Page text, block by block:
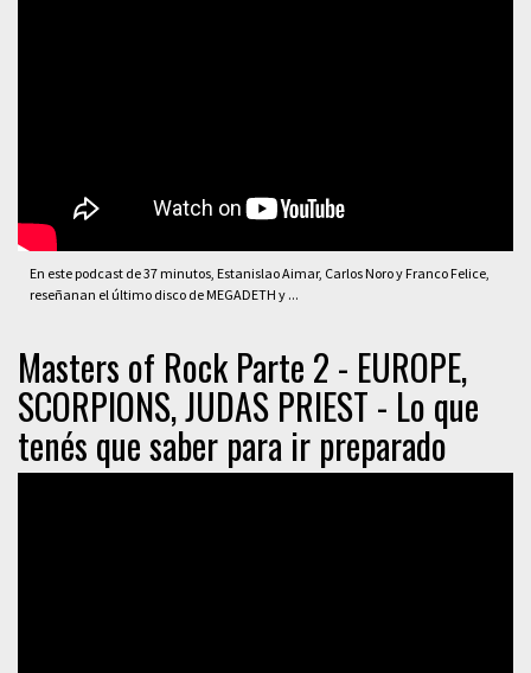
En este podcast de 37 minutos, Estanislao Aimar, Carlos Noro y Franco Felice,
reseñanan el último disco de MEGADETH y ...
Masters of Rock Parte 2 - EUROPE,
SCORPIONS, JUDAS PRIEST - Lo que
tenés que saber para ir preparado